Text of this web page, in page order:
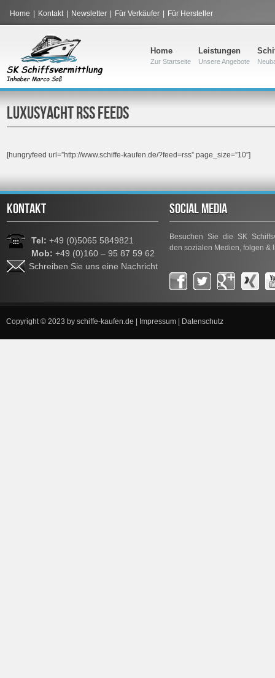
Home Kontakt Newsletter Für Verkäufer Für Hersteller
Home
Zur Startseite
Leistungen
Unsere Angebote
LUXUSYACHT RSS FEEDS
[hungryfeed url=”http://www.schiffe-kaufen.de/?feed=rss” page_size=”10″]
KONTAKT
Tel: +49 (0)5065 5849821
Mob: +49 (0)160 – 95 87 59 62
Schreiben Sie uns eine Nachricht
SOCIAL MEDIA
Besuchen Sie die SK
den sozialen Medien, folgen &
Copyright © 2023 by schiffe-kaufen.de Impressum Datenschutz